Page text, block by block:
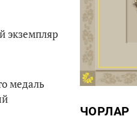
экземпляр
медаль
ЧОРЛАР